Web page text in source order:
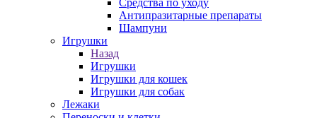
Средства по уходу
Антипразитарные препараты
Шампуни
Игрушки
Назад
Игрушки
Игрушки для кошек
Игрушки для собак
Лежаки